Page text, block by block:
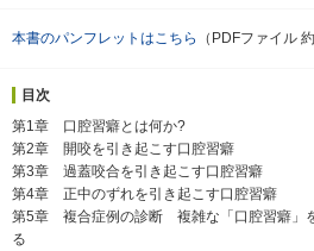
本書のパンフレットはこちら （PDFファイル
目次
第1章 口腔習癖とは何か?
第2章 開咬を引き起こす口腔習癖
第3章 過蓋咬合を引き起こす口腔習癖
第4章 正中のずれを引き起こす口腔習癖
第5章 複合症例の診断 複雑な「口腔習癖」
る